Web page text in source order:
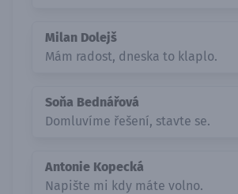
Milan Dolejš
Mám radost, dneska to klaplo.
Soňa Bednářová
Domluvíme řešení, stavte se.
Antonie Kopecká
Napište mi kdy máte volno.